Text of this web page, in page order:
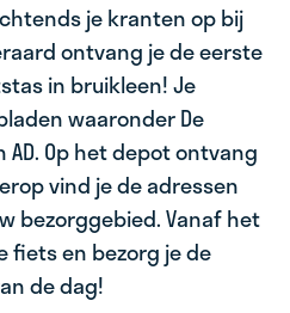
je kranten op bij
ontvang je de eerste
in bruikleen! Je
waaronder De
Op het depot ontvang
vind je de adressen
bezorggebied. Vanaf het
fiets en bezorg je de
de dag!